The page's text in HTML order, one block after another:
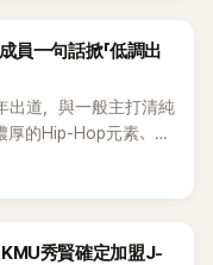
員一句話掀「低調出
出道，與一般主打清純
厚的Hip-Hop元素、自
融入美式街頭、塗
之一。
秀賢確定加盟J-